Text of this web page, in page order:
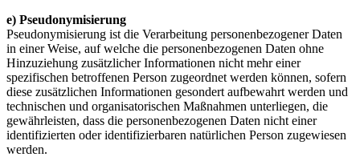
e) Pseudonymisierung
Pseudonymisierung ist die Verarbeitung personenbezogener Daten
in einer Weise, auf welche die personenbezogenen Daten ohne
Hinzuziehung zusätzlicher Informationen nicht mehr einer
spezifischen betroffenen Person zugeordnet werden können, sofern
diese zusätzlichen Informationen gesondert aufbewahrt werden und
technischen und organisatorischen Maßnahmen unterliegen, die
gewährleisten, dass die personenbezogenen Daten nicht einer
identifizierten oder identifizierbaren natürlichen Person zugewiesen
werden.